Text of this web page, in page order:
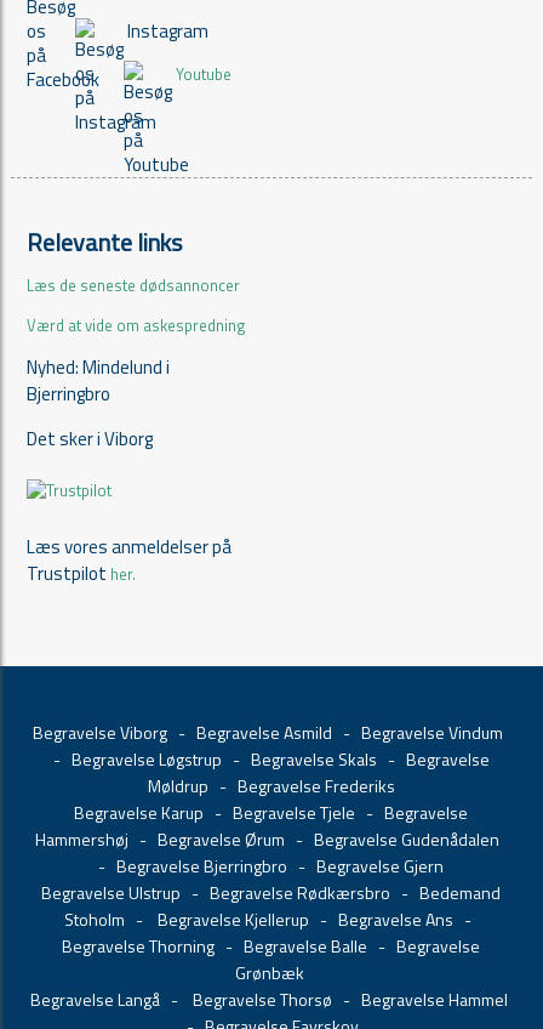
Instagram
Youtube
Relevante links
Læs de seneste dødsannoncer
Værd at vide om askespredning
Nyhed: Mindelund i
Bjerringbro
Det sker i Viborg
Læs vores anmeldelser på
Trustpilot her.
Begravelse Viborg- Begravelse Asmild - Begravelse Vindum
- Begravelse Løgstrup - Begravelse Skals - Begravelse
Møldrup - Begravelse Frederiks
Begravelse Karup -Begravelse Tjele -Begravelse
Hammershøj -Begravelse Ørum -Begravelse Gudenådalen
-Begravelse Bjerringbro -Begravelse Gjern
Begravelse Ulstrup -Begravelse Rødkærsbro -Bedemand
Stoholm - Begravelse Kjellerup - Begravelse Ans -
Begravelse Thorning -Begravelse Balle -Begravelse
Grønbæk
Begravelse Langå -Begravelse Thorsø -Begravelse Hammel